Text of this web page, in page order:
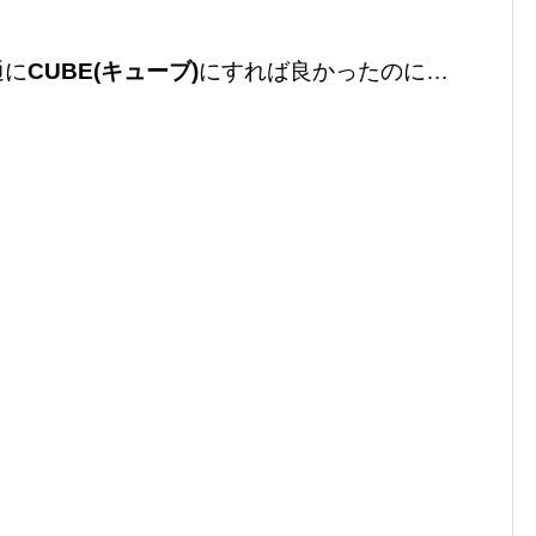
CUBE(キューブ)にすれば良かったのに…